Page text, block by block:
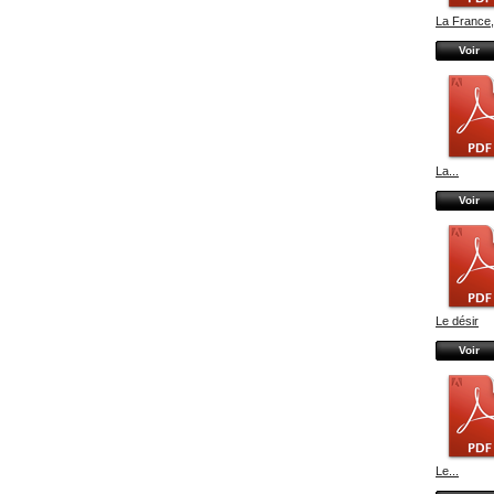
La
Voir
La...
Voir
Le désir
Voir
Le...